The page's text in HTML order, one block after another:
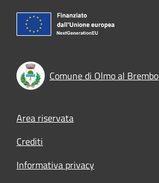
Comune di Olmo al Brembo
Footer menu
Area riservata
Crediti
Informativa privacy